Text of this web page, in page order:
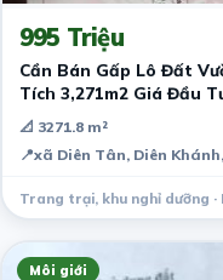
995 Triệu
Cần Bán Gấp Lô Đất
Tích 3,271m2 Giá Đầu
📐 3271.8 m²
📍xã Diên Tân, Diên
Trang trại, khu nghỉ dưỡng ·
Môi giới